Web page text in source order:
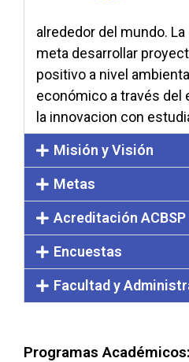
alrededor del mundo.
meta desarrollar
positivo a nivel
económico a través del
la innovacion con
Misión y Visión
Metas
Acreditación ACBSP
Encuestas
Facultad y
Programas